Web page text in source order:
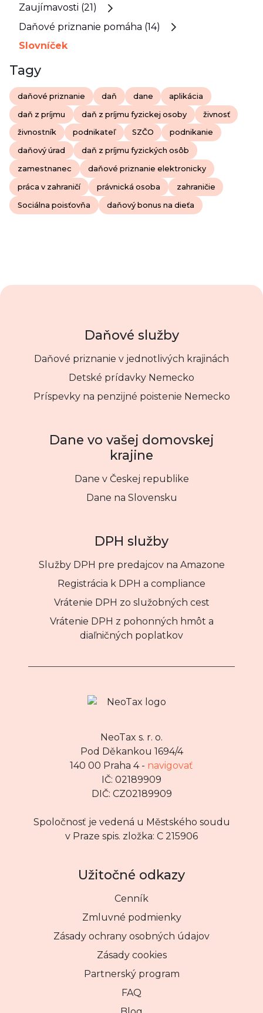
Zaujímavosti (21)
Daňové priznanie pomáha (14)
Slovníček
Tagy
daňové priznanie daň dane aplikácia
daň z príjmu daň z príjmu fyzickej osoby živnosť
živnostník podnikateľ SZČO podnikanie
daňový úrad daň z príjmu fyzických osôb
zamestnanec daňové priznanie elektronicky
práca v zahraničí právnická osoba zahraničie
Sociálna poisťovňa daňový bonus na dieťa
Daňové služby
Daňové priznanie v jednotlivých krajinách
Detské prídavky Nemecko
Príspevky na penzijné poistenie Nemecko
Dane vo vašej domovskej
krajine
Dane v Českej republike
Dane na Slovensku
DPH služby
Služby DPH pre predajcov na Amazone
Registrácia k DPH a compliance
Vrátenie DPH zo služobných cest
Vrátenie DPH z pohonných hmôt a
diaľničných poplatkov
NeoTax s. r. o.
Pod Děkankou 1694/4
140 00 Praha 4 - navigovať
IČ: 02189909
DIČ: CZ02189909
Spoločnosť je vedená u Městského soudu
v Praze spis. zložka: C 215906
Užitočné odkazy
Cenník
Zmluvné podmienky
Zásady ochrany osobných údajov
Zásady cookies
Partnerský program
FAQ